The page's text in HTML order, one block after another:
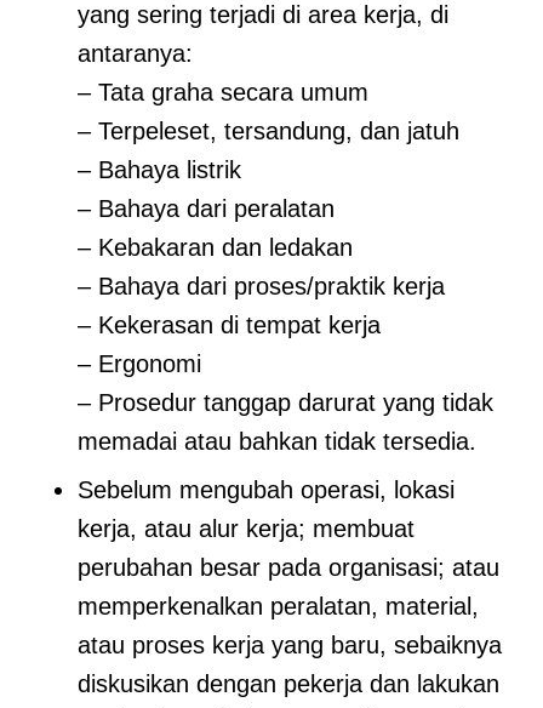
yang sering terjadi di area kerja, di
antaranya:
– Tata graha secara umum
– Terpeleset, tersandung, dan jatuh
– Bahaya listrik
– Bahaya dari peralatan
– Kebakaran dan ledakan
– Bahaya dari proses/praktik kerja
– Kekerasan di tempat kerja
– Ergonomi
– Prosedur tanggap darurat yang tidak
memadai atau bahkan tidak tersedia.
Sebelum mengubah operasi, lokasi
kerja, atau alur kerja; membuat
perubahan besar pada organisasi; atau
memperkenalkan peralatan, material,
atau proses kerja yang baru, sebaiknya
diskusikan dengan pekerja dan lakukan